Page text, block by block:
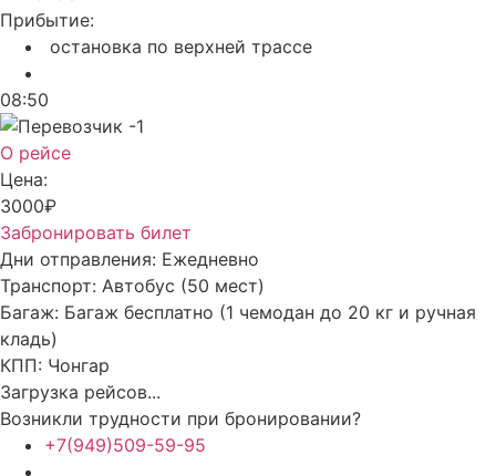
Прибытие:
остановка по верхней трассе
08:50
О рейсе
Цена:
3000₽
Забронировать билет
Дни отправления: Ежедневно
Транспорт: Автобус (50 мест)
Багаж: Багаж бесплатно (1 чемодан до 20 кг и ручная
кладь)
КПП: Чонгар
Загрузка рейсов...
Возникли трудности при бронировании?
+7(949)509-59-95